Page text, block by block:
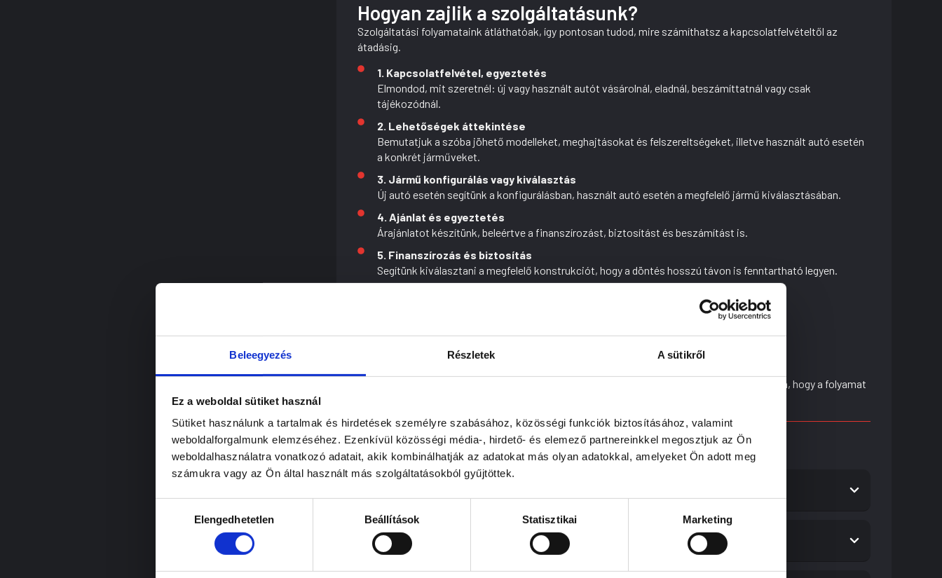
Beleegyezés Részletek A sütikről
Ez a weboldal sütiket használ
Sütiket használunk a tartalmak és hirdetések személyre szabásához, közösségi funkciók biztosításához, valamint
weboldalforgalmunk elemzéséhez. Ezenkívül közösségi média-, hirdető- és elemező partnereinkkel megosztjuk az Ön
weboldalhasználatra vonatkozó adatait, akik kombinálhatják az adatokat más olyan adatokkal, amelyeket Ön adott meg
számukra vagy az Ön által használt más szolgáltatásokból gyűjtöttek.
kiválasztásaElengedhetetlen Beállítások Statisztikai Marketing
Hogyan zajlik a szolgáltatásunk?
Szolgáltatási folyamataink átláthatóak, így pontosan tudod, mire számíthatsz a kapcsolatfelvételtől az
átadásig.
1. Kapcsolatfelvétel, egyeztetés
Elmondod, mit szeretnél: új vagy használt autót vásárolnál, eladnál, beszámíttatnál vagy csak
tájékozódnál.
2. Lehetőségek áttekintése
Bemutatjuk a szóba jöhető modelleket, meghajtásokat és felszereltségeket, illetve használt autó esetén
a konkrét járműveket.
3. Jármű konfigurálás vagy kiválasztás
Új autó esetén segítünk a konfigurálásban, használt autó esetén a megfelelő jármű kiválasztásában.
4. Ajánlat és egyeztetés
Árajánlatot készítünk, beleértve a finanszírozást, biztosítást és beszámítást is.
5. Finanszírozás és biztosítás
Segítünk kiválasztani a megfelelő konstrukciót, hogy a döntés hosszú távon is fenntartható legyen.
Az adásvételhez kapcsolódó teljes papírmunkát és bejelentéseket egy kézben tartjuk.
Az ügylet lezárásakor minden szükséges dokumentumot átadunk, és gondoskodunk róla, hogy a folyamat
Gyakran ismételt kérdések
Leggyakrabban felmerülő kérdések a használtautó kereskedéssel kapcsolatban.
Eladhatom az autómat akkor is, ha nem vásárolok másikat?